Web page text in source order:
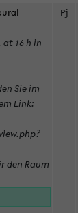
16 h in
Sie im
Link:
den Raum
Pj